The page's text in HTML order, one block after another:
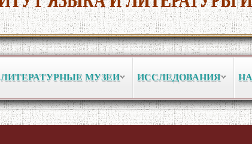
ЛИТЕРАТУРНЫЕ МУЗЕИ ИССЛЕДОВАНИЯ